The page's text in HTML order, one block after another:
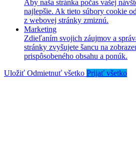
Aby naša stránka počas vašej
najlepšie. Ak tieto súbory cookie
z webovej stránky zmiznú.
Marketing
Zdieľaním svojich záujmov a
stránky zvyšujete šancu na
prispôsobeného obsahu a ponúk.
Uložiť Odmietnuť všetko Prijať všetko